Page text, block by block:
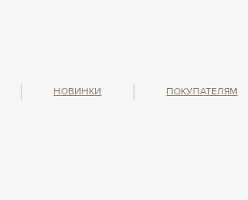
НОВИНКИ ПОКУПАТЕЛЯМ